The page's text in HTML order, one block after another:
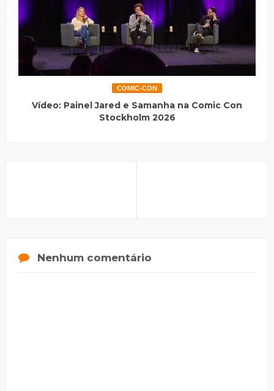
COMIC-CON
Vídeo: Painel Jared e Samanha na Comic Con
Stockholm 2026
Nenhum comentário